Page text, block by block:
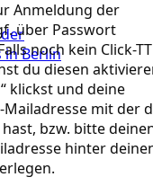
in Berlin
Anmeldung der
über Passwort
noch kein Click-TT
du diesen
klickst und deine
mit der
bzw. bitte
hinter